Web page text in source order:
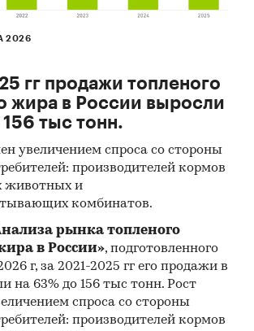
российских импортеров
российских экспортеров и
показатели в отчете
тоннах, стоимостные - в
округа и регионы РФ, страны
Промышленность / ... / Трубы и
НКТ
трубы
2026
гг продажи топленого
жира в России выросли
тыс тонн.
увеличением спроса со стороны
производителей кормов
животных и
комбинатов.
рынка топленого
в России», подготовленного
г, за 2021-2025 гг его продажи в
на 63% до 156 тыс тонн. Рост
спроса со стороны
производителей кормов